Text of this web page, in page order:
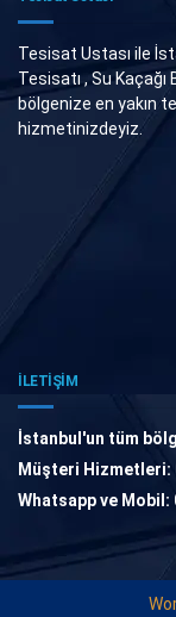
Tesisat Ustası ile
Tesisatı , Su
bölgenize en yakın
hizmetinizdeyiz.
İLETİŞİM
İstanbul'un tüm
Müşteri Hizmetleri:
Whatsapp ve Mobil: